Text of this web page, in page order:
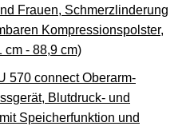
Frauen, Schmerzlinderung
Kompressionspolster,
cm - 88,9 cm)
570 connect Oberarm-
Blutdruck- und
Speicherfunktion und